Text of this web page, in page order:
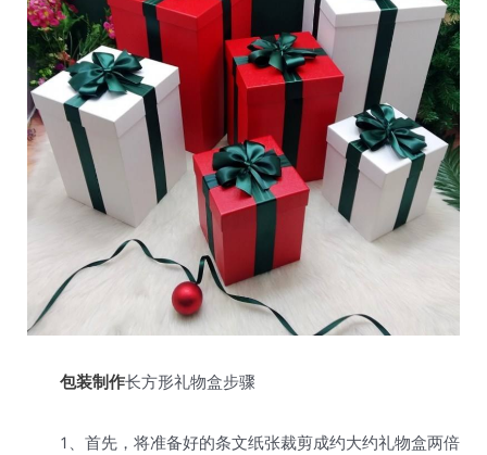
包装制作长方形礼物盒步骤
1、首先，将准备好的条文纸张裁剪成约大约礼物盒两倍